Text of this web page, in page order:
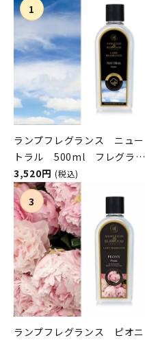
ランプフレグランス ニュー
トラル 500ml フレグラン
スランプ用オイル
ASHLEIGH&BURWOOD（ア
シュレイアンドバーウッド）
3,520円 (税込)
ランプフレグランス ピオニ